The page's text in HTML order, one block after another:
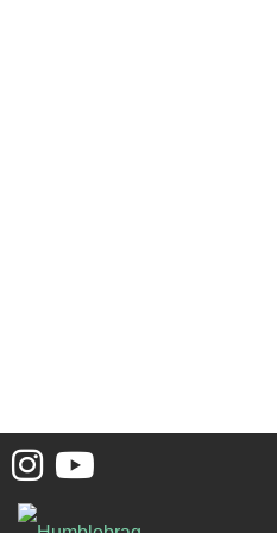
TwitterInstagramyoutube